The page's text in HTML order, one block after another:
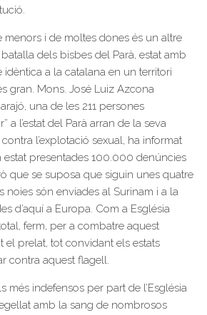
menors i de moltes dones és un altre
dels bisbes del Parà, estat amb
a la catalana en un territori
gran. Mons. José Luiz Azcona
una de les 211 persones
a l’estat del Parà arran de la seva
l’explotació sexual, ha informat
presentades 100.000 denúncies
que se suposa que siguin unes quatre
noies són enviades al Surinam i a la
d’aquí a Europa. Com a Església
ferm, per a combatre aquest
el prelat, tot convidant els estats
contra aquest flagell.
més indefensos per part de l’Església
amb la sang de nombrosos